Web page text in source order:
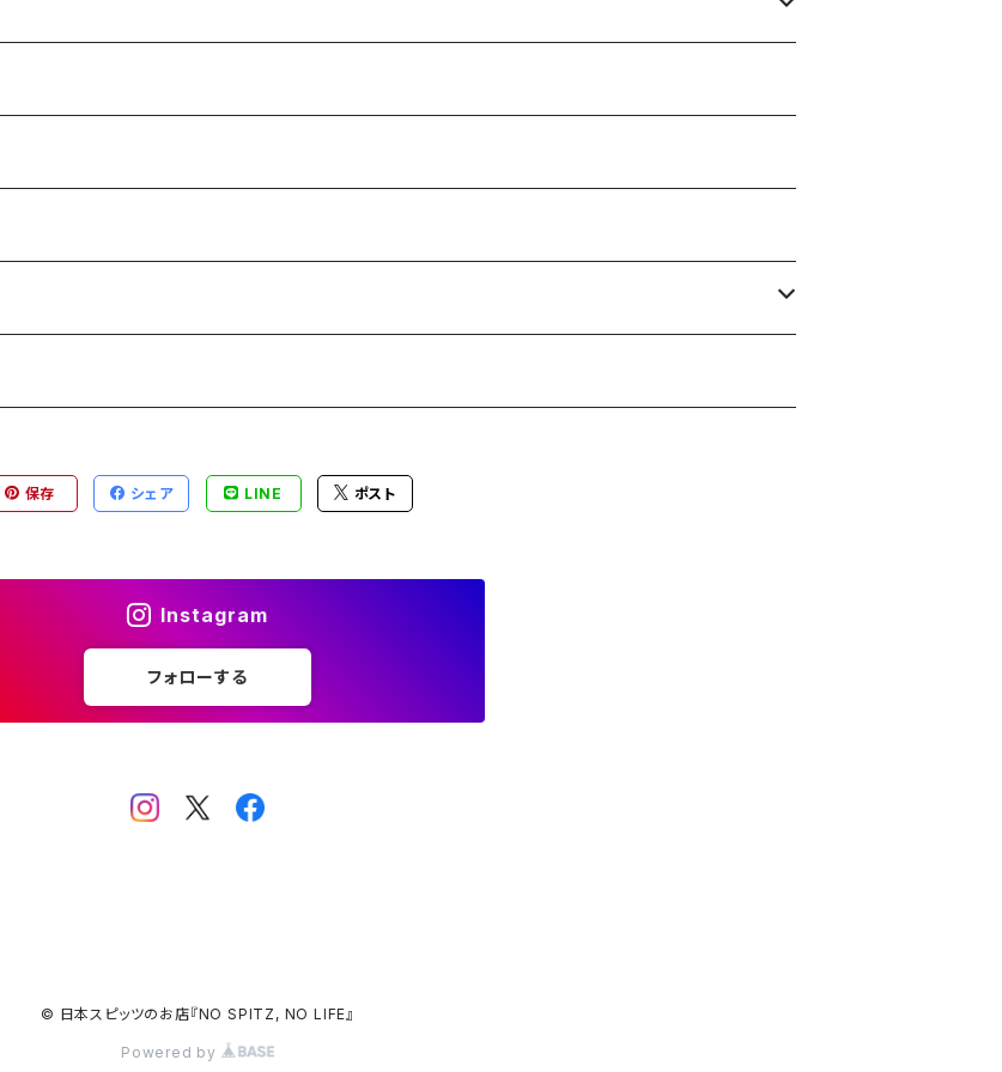
保存 シェア LINE ポスト
Instagram
フォローする
© 日本スピッツのお店『NO SPITZ, NO LIFE』
Powered by